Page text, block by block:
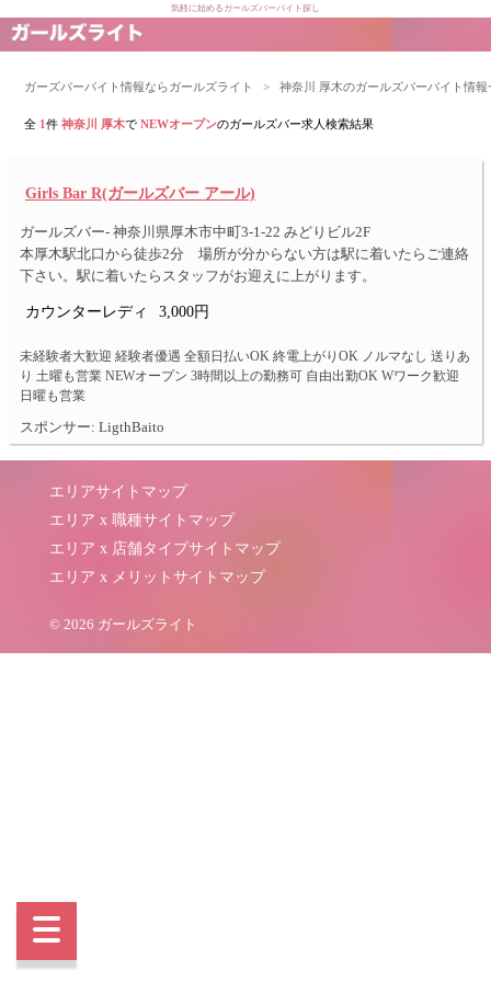
気軽に始めるガールズバーバイト探し
ガーズバーバイト情報ならガールズライト > 神奈川 厚木のガールズバーバイト情報
全 1件神奈川 厚木でNEWオープンのガールズバー求人検索結果
Girls Bar R(ガールズバー アール)
ガールズバー- 神奈川県厚木市中町3-1-22 みどりビル2F
本厚木駅北口から徒歩2分 場所が分からない方は駅に着いたらご連絡
下さい。駅に着いたらスタッフがお迎えに上がります。
カウンターレディ 3,000円
未経験者大歓迎 経験者優遇 全額日払いOK 終電上がりOK ノルマなし 送りあ
り 土曜も営業 NEWオープン 3時間以上の勤務可 自由出勤OK Wワーク歓迎
日曜も営業
スポンサー: LigthBaito
エリアサイトマップ
エリア x 職種サイトマップ
エリア x 店舗タイプサイトマップ
エリア x メリットサイトマップ
© 2026 ガールズライト